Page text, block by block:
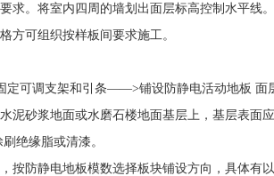
。将室内四周的墙划出面层标高控制水平线。
可组织按样板间要求施工。
可调支架和引条――>铺设防静电活动地板 面
砂浆地面或水磨石楼地面基层上，基层表面应
绝缘脂或清漆。
防静电地板模数选择板块铺设方向，具体有以